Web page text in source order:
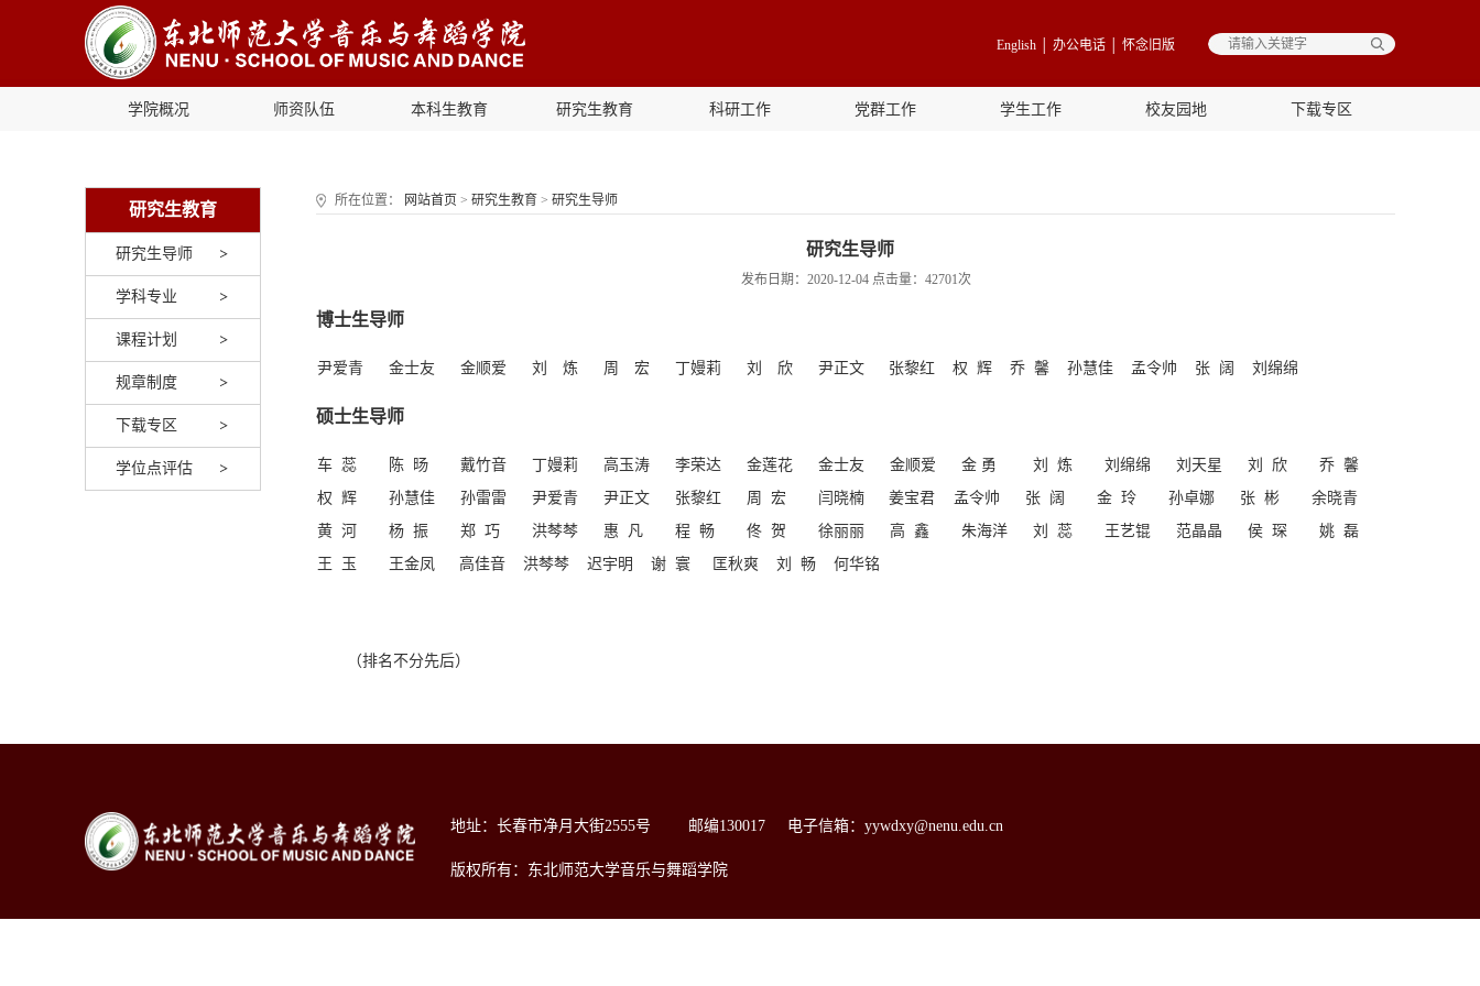
English 办公电话 怀念旧版
学院概况 师资队伍 本科生教育 研究生教育 科研工作 党群工作 学生工作 校友园地 下载专区
研究生教育
研究生导师
学科专业
课程计划
规章制度
下载专区
学位点评估
所在位置： 网站首页 > 研究生教育 > 研究生导师
研究生导师
发布日期：2020-12-04 点击量： 42701次
博士生导师
尹爱青 金士友 金顺爱 刘 炼 周 宏 丁嫚莉 刘 欣 尹正文 张黎红 权 辉 乔 馨 孙慧佳 孟令帅 张 阔 刘绵绵
硕士生导师
车 蕊 陈 旸 戴竹音 丁嫚莉 高玉涛 李荣达 金莲花 金士友 金顺爱 金 勇 刘 炼 刘绵绵 刘天星 刘 欣
乔 馨
权 辉
孙慧佳 孙雷雷 尹爱青 尹正文 张黎红 周 宏 闫晓楠 姜宝君 孟令帅 张 阔 金 玲 孙卓娜 张 彬
余晓青
黄 河
杨 振 郑 巧 洪棽棽 惠 凡 程 畅 佟 贺 徐丽丽 高 鑫 朱海洋 刘 蕊 王艺锟 范晶晶 侯 琛
姚 磊
王 玉
王金凤 高佳音 洪棽棽 迟宇明 谢 寰 匡秋爽 刘 畅 何华铭
（排名不分先后）
地址：长春市净月大街2555号 邮编130017 电子信箱：yywdxy@nenu.edu.cn
版权所有：东北师范大学音乐与舞蹈学院